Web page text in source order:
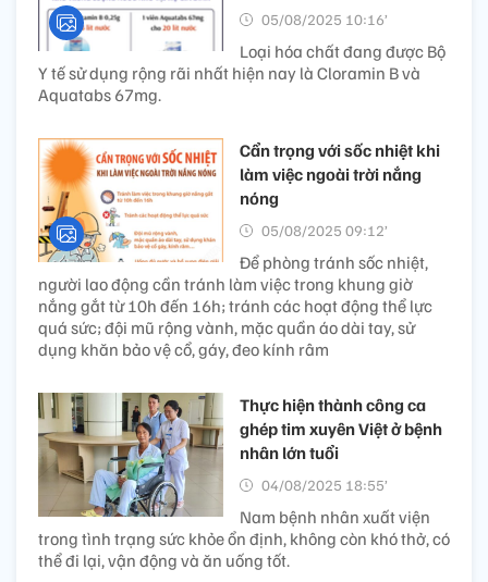
05/08/2025 10:16’
Loại hóa chất đang được Bộ
Y tế sử dụng rộng rãi nhất hiện nay là Cloramin B và
Aquatabs 67mg.
Cẩn trọng với sốc nhiệt khi
làm việc ngoài trời nắng
nóng
05/08/2025 09:12’
Để phòng tránh sốc nhiệt,
người lao động cần tránh làm việc trong khung giờ
nắng gắt từ 10h đến 16h; tránh các hoạt động thể lực
quá sức; đội mũ rộng vành, mặc quần áo dài tay, sử
dụng khăn bảo vệ cổ, gáy, đeo kính râm
Thực hiện thành công ca
ghép tim xuyên Việt ở bệnh
nhân lớn tuổi
04/08/2025 18:55’
Nam bệnh nhân xuất viện
trong tình trạng sức khỏe ổn định, không còn khó thở, có
thể đi lại, vận động và ăn uống tốt.